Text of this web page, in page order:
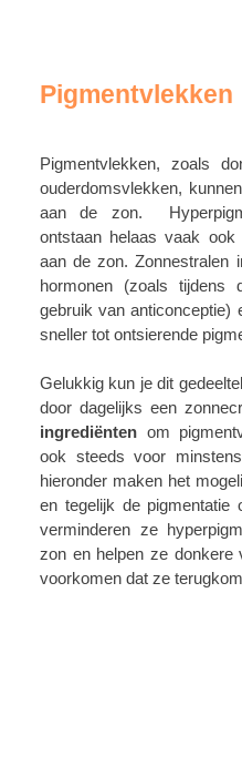
Pigmentvlekken
Pigmentvlekken, zoals
ouderdomsvlekken,
aan de zon.
ontstaan helaas vaak ook
aan de zon. Zonnestralen
hormonen (zoals tijdens
gebruik van anticonceptie)
sneller tot ontsierende
Gelukkig kun je dit
door dagelijks een
ingrediënten om
ook steeds voor
hieronder maken het
en tegelijk de pigmentatie
verminderen ze
zon en helpen ze donkere
voorkomen dat ze